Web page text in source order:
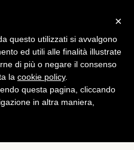
il Natale è
×
questo utilizzati si avvalgono
ed utili alle finalità illustrate
di più o negare il consenso
la cookie policy.
questa pagina, cliccando
in altra maniera,